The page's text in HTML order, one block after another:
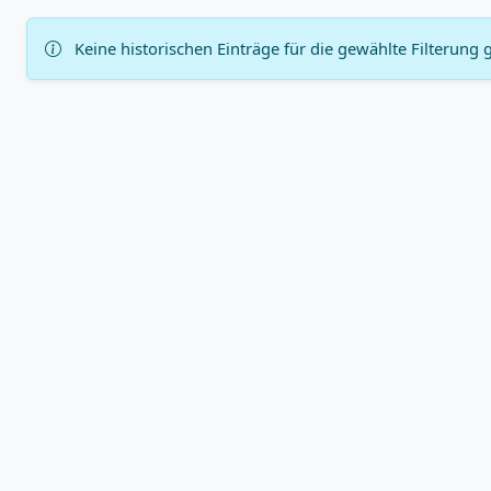
Keine historischen Einträge für die gewählte Filterung